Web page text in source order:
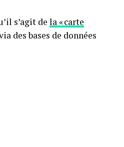
s’agit de la « carte
des bases de données